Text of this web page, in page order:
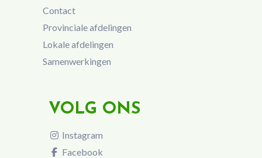
Contact
Provinciale afdelingen
Lokale afdelingen
Samenwerkingen
VOLG ONS
Instagram
Facebook